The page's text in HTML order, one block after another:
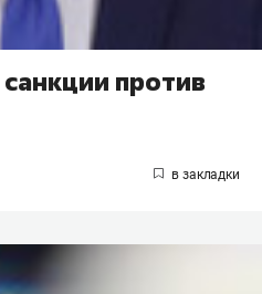
против